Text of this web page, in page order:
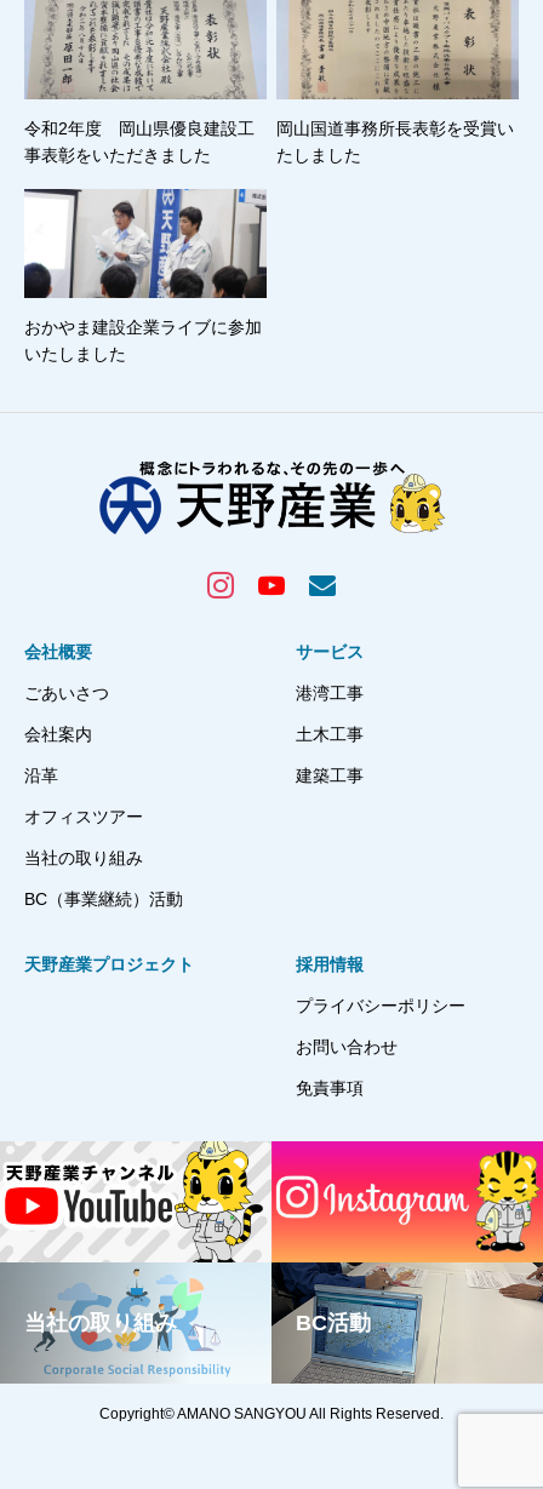
令和2年度 岡山県優良建設工
事表彰をいただきました
岡山国道事務所長表彰を受賞い
たしました
おかやま建設企業ライブに参加
いたしました
会社概要
ごあいさつ
会社案内
沿革
オフィスツアー
当社の取り組み
BC（事業継続）活動
サービス
港湾工事
土木工事
建築工事
天野産業プロジェクト 採用情報
プライバシーポリシー
お問い合わせ
免責事項
当社の取り組み BC活動
Copyright© AMANO SANGYOU All Rights Reserved.